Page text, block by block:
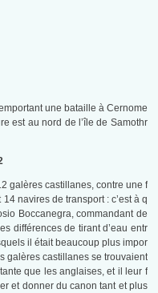
une bataille à Cernome
est au nord de l’île de Samothr
galères castillanes, contre une f
navires de transport : c’est à q
Boccanegra, commandant de
différences de tirant d’eau entr
il était beaucoup plus impor
galères castillanes se trouvaient
que les anglaises, et il leur f
et donner du canon tant et plus